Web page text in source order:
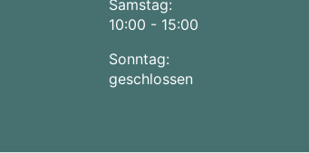
Samstag:
10:00 - 15:00
Sonntag:
geschlossen